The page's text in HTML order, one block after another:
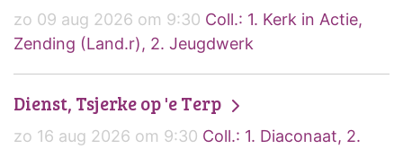
zo 09 aug 2026 om 9:30 Coll.: 1. Kerk in Actie,
Zending (Land.r), 2. Jeugdwerk
Dienst, Tsjerke op 'e Terp
zo 16 aug 2026 om 9:30 Coll.: 1. Diaconaat, 2.